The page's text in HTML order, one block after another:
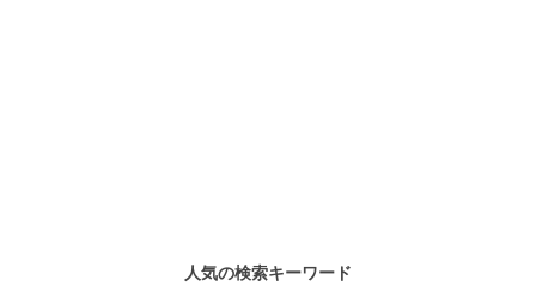
人気の検索キーワード